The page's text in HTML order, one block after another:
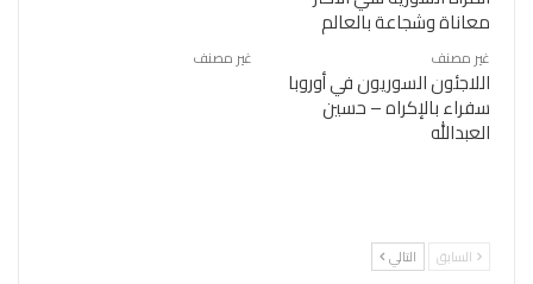
معاناة وشجاعة بالعالم
غير مصنف
اللاجئون السوريون في أوروبا
سفراء بالإكراه – حسين
العبدالله
غير مصنف
السابق التالي